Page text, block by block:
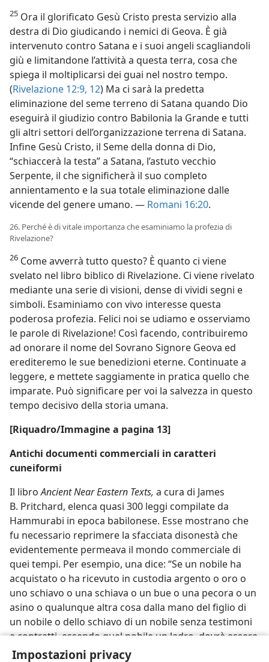
Impostazioni privacy
25 Ora il glorificato Gesù Cristo presta servizio alla
destra di Dio giudicando i nemici di Geova. È già
intervenuto contro Satana e i suoi angeli scagliandoli
giù e limitandone l’attività a questa terra, cosa che
spiega il moltiplicarsi dei guai nel nostro tempo.
(Rivelazione 12:9, 12) Ma ci sarà la predetta
eliminazione del seme terreno di Satana quando Dio
eseguirà il giudizio contro Babilonia la Grande e tutti
gli altri settori dell’organizzazione terrena di Satana.
Infine Gesù Cristo, il Seme della donna di Dio,
“schiaccerà la testa” a Satana, l’astuto vecchio
Serpente, il che significherà il suo completo
annientamento e la sua totale eliminazione dalle
vicende del genere umano. — Romani 16:20.
26. Perché è di vitale importanza che esaminiamo la profezia di
Rivelazione?
26 Come avverrà tutto questo? È quanto ci viene
svelato nel libro biblico di Rivelazione. Ci viene rivelato
mediante una serie di visioni, dense di vividi segni e
simboli. Esaminiamo con vivo interesse questa
poderosa profezia. Felici noi se udiamo e osserviamo
le parole di Rivelazione! Così facendo, contribuiremo
ad onorare il nome del Sovrano Signore Geova ed
erediteremo le sue benedizioni eterne. Continuate a
leggere, e mettete saggiamente in pratica quello che
imparate. Può significare per voi la salvezza in questo
tempo decisivo della storia umana.
[Riquadro/Immagine a pagina 13]
Antichi documenti commerciali in caratteri
cuneiformi
Il libroAncient Near Eastern Texts, a cura di James
B. Pritchard, elenca quasi 300 leggi compilate da
Hammurabi in epoca babilonese. Esse mostrano che
fu necessario reprimere la sfacciata disonestà che
evidentemente permeava il mondo commerciale di
quei tempi. Per esempio, una dice: “Se un nobile ha
acquistato o ha ricevuto in custodia argento o oro o
uno schiavo o una schiava o un bue o una pecora o un
asino o qualunque altra cosa dalla mano del figlio di
un nobile o dello schiavo di un nobile senza testimoni
e contratti, essendo quel nobile un ladro, dovrà essere
messo a morte”.